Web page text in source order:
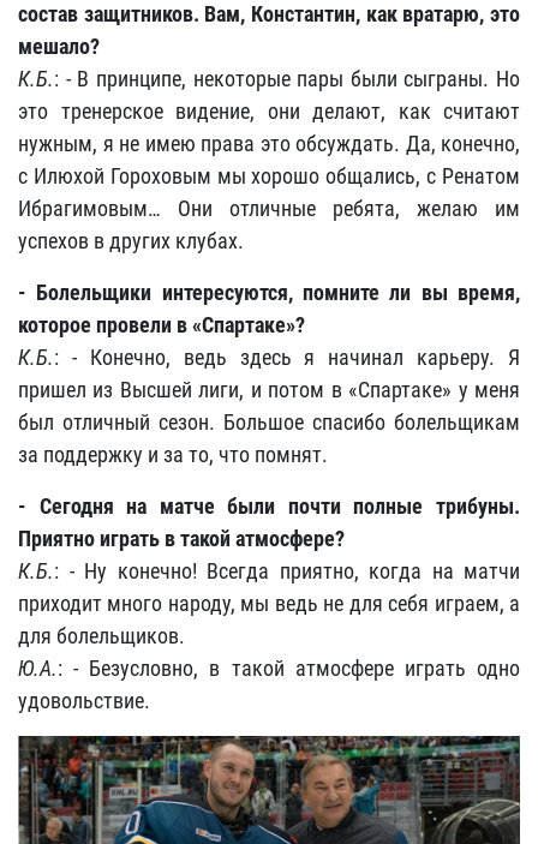
состав защитников. Вам, Константин, как вратарю, это
мешало?
К.Б.: - В принципе, некоторые пары были сыграны. Но
это тренерское видение, они делают, как считают
нужным, я не имею права это обсуждать. Да, конечно,
с Илюхой Гороховым мы хорошо общались, с Ренатом
Ибрагимовым… Они отличные ребята, желаю им
успехов в других клубах.
- Болельщики интересуются, помните ли вы время,
которое провели в «Спартаке»?
К.Б.: - Конечно, ведь здесь я начинал карьеру. Я
пришел из Высшей лиги, и потом в «Спартаке» у меня
был отличный сезон. Большое спасибо болельщикам
за поддержку и за то, что помнят.
- Сегодня на матче были почти полные трибуны.
Приятно играть в такой атмосфере?
К.Б.: - Ну конечно! Всегда приятно, когда на матчи
приходит много народу, мы ведь не для себя играем, а
для болельщиков.
Ю.А.: - Безусловно, в такой атмосфере играть одно
удовольствие.